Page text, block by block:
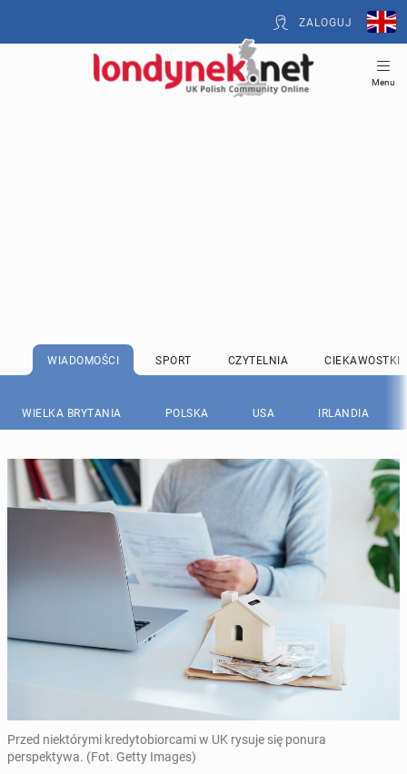
ZALOGUJ
Menu
WIADOMOŚCI SPORT CZYTELNIA CIEKAWOSTKI
WIELKA BRYTANIA POLSKA USA IRLANDIA
Przed niektórymi kredytobiorcami w UK rysuje się ponura
perspektywa. (Fot. Getty Images)